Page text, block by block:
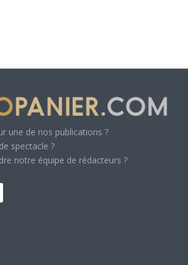
une de nos publications ?
spectacle ?
notre équipe de rédacteurs ?